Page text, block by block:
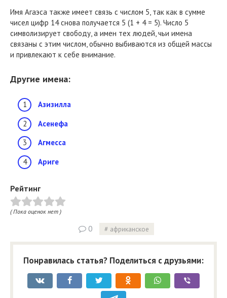
Имя Агаэса также имеет связь с числом 5, так как в сумме
чисел цифр 14 снова получается 5 (1 + 4 = 5). Число 5
символизирует свободу, а имен тех людей, чьи имена
связаны с этим числом, обычно выбиваются из общей массы
и привлекают к себе внимание.
Другие имена:
Азизилла
Асенефа
Агмесса
Ариге
Рейтинг
( Пока оценок нет )
0 африканское
Понравилась статья? Поделиться с друзьями: